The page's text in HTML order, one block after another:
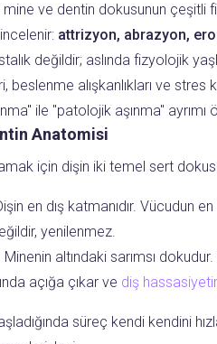
mine ve dentin dokusunun
attrizyon, abrazyon,
değildir; aslında fizyolojik
beslenme alışkanlıkları ve
ile "patolojik aşınma" ayrımı
Anatomisi
için dişin iki temel sert
en dış katmanıdır. Vücudun
yenilenmez.
Minenin altındaki sarımsı
açığa çıkar ve diş
süreç kendi kendini